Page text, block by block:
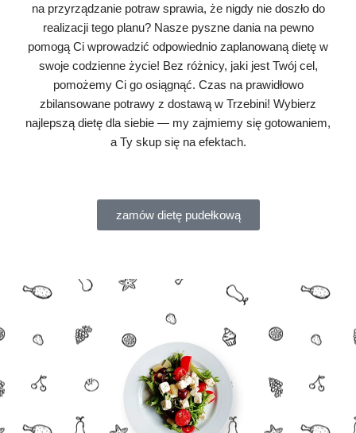
na przyrządzanie potraw sprawia, że nigdy nie doszło do
realizacji tego planu? Nasze pyszne dania na pewno
pomogą Ci wprowadzić odpowiednio zaplanowaną dietę w
swoje codzienne życie! Bez różnicy, jaki jest Twój cel,
pomożemy Ci go osiągnąć. Czas na prawidłowo
zbilansowane potrawy z dostawą w Trzebini! Wybierz
najlepszą dietę dla siebie — my zajmiemy się gotowaniem,
a Ty skup się na efektach.
zamów dietę pudełkową